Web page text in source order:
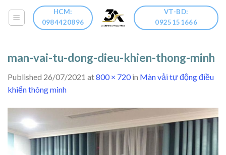
HCM:
0984420896
VT-BD:
0925151666
man-vai-tu-dong-dieu-khien-thong-minh
Published 26/07/2021 at800 × 720in Màn vải tự động điều
khiển thông minh